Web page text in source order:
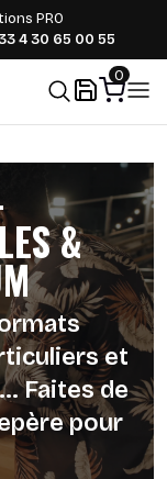
PRO
4 30 65 00 55
0
&
et
Faites de
pour